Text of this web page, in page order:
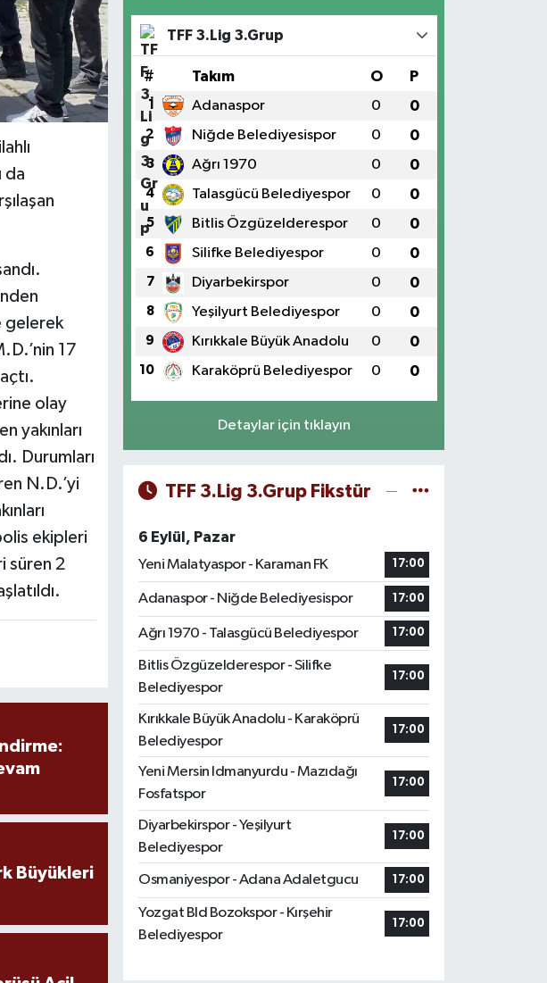
da
gelerek
17
olay
yakınları
Durumları
N.D.’yi
ekipleri
süren 2
Büyükleri
TFF 3.Lig 3.Grup
# Takım O P
1 Adanaspor 0 0
2 Niğde Belediyesispor 0 0
3 Ağrı 1970 0 0
4 Talasgücü Belediyespor 0 0
5 Bitlis Özgüzelderespor 0 0
6 Silifke Belediyespor 0 0
7 Diyarbekirspor 0 0
8 Yeşilyurt Belediyespor 0 0
9 Kırıkkale Büyük Anadolu 0 0
10 Karaköprü Belediyespor 0 0
Detaylar için tıklayın
TFF 3.Lig 3.Grup Fikstür
6 Eylül, Pazar
Yeni Malatyaspor - Karaman FK
17:00
Adanaspor - Niğde Belediyesispor 17:00
Ağrı 1970 - Talasgücü Belediyespor 17:00
Bitlis Özgüzelderespor - Silifke
Belediyespor
17:00
Kırıkkale Büyük Anadolu - Karaköprü
Belediyespor
17:00
Yeni Mersin Idmanyurdu - Mazıdağı
Fosfatspor
17:00
Diyarbekirspor - Yeşilyurt
Belediyespor
17:00
Osmaniyespor - Adana Adaletgucu 17:00
Yozgat Bld Bozokspor - Kırşehir
Belediyespor
17:00